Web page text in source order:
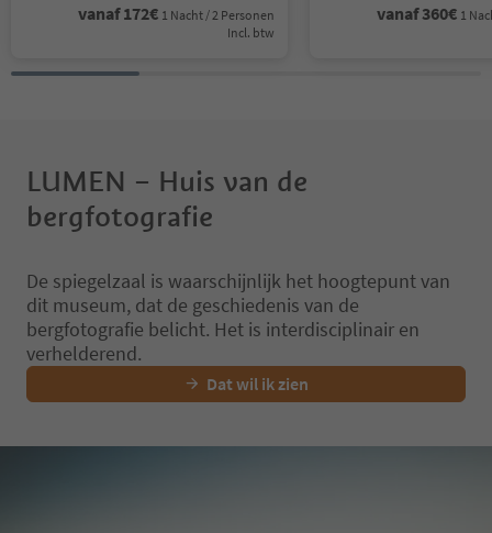
vanaf172€ 1 Nacht / 2 Personen
Incl. btw
vanaf360€ 1
LUMEN – Huis van de
bergfotografie
De spiegelzaal is waarschijnlijk het hoogtepunt van
dit museum, dat de geschiedenis van de
bergfotografie belicht. Het is interdisciplinair en
verhelderend.
Dat wil ik zien